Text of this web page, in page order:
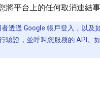
將平台上的任何取消連結事
透過 Google 帳戶登入，以及
證，並呼叫您服務的 API。